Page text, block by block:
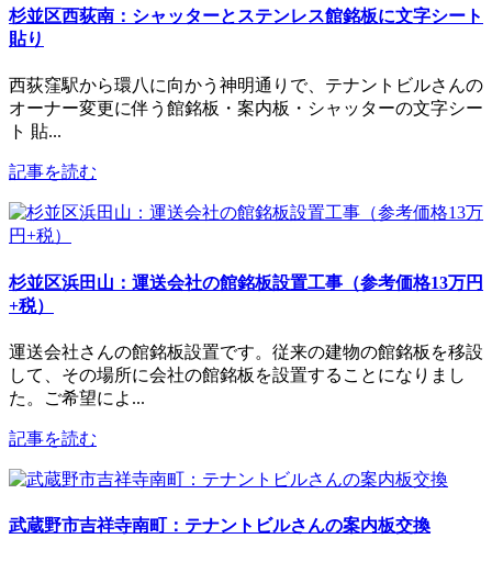
杉並区西荻南：シャッターとステンレス館銘板に文字シート
貼り
西荻窪駅から環八に向かう神明通りで、テナントビルさんの
オーナー変更に伴う館銘板・案内板・シャッターの文字シー
ト 貼...
記事を読む
杉並区浜田山：運送会社の館銘板設置工事（参考価格13万円
+税）
運送会社さんの館銘板設置です。従来の建物の館銘板を移設
して、その場所に会社の館銘板を設置することになりまし
た。ご希望によ...
記事を読む
武蔵野市吉祥寺南町：テナントビルさんの案内板交換